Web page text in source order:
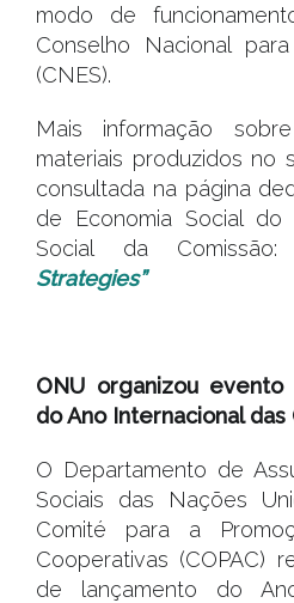
modo de
Conselho Nacional
(CNES).
Mais informação
materiais produzidos no
consultada na página
de Economia Social do
Social da Comissão:
Strategies”
ONU organizou
do Ano Internacional
O Departamento de
Sociais das Nações
Comité para a
Cooperativas (COPAC)
de lançamento do